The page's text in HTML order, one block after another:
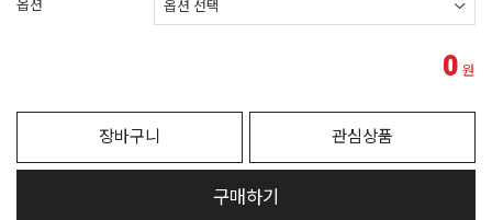
옵션
0 원
장바구니 관심상품
구매하기